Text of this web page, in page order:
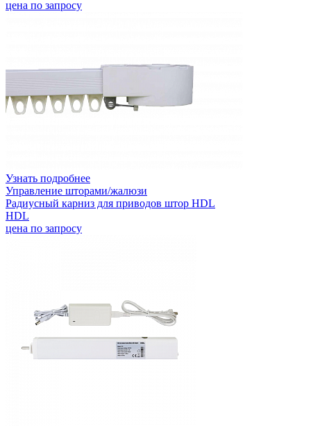
цена по запросу
Узнать подробнее
Управление шторами/жалюзи
Радиусный карниз для приводов штор HDL
HDL
цена по запросу